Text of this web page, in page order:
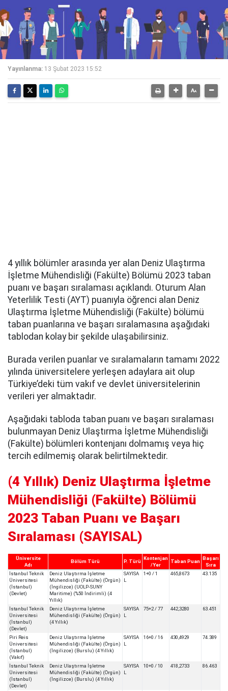
Yayınlanma: 13 Şubat 2023 15:52
4 yıllık bölümler arasında yer alan Deniz Ulaştırma
İşletme Mühendisliği (Fakülte) Bölümü 2023 taban
puanı ve başarı sıralaması açıklandı. Oturum Alan
Yeterlilik Testi (AYT) puanıyla öğrenci alan Deniz
Ulaştırma İşletme Mühendisliği (Fakülte) bölümü
taban puanlarına ve başarı sıralamasına aşağıdaki
tablodan kolay bir şekilde ulaşabilirsiniz.
Burada verilen puanlar ve sıralamaların tamamı 2022
yılında üniversitelere yerleşen adaylara ait olup
Türkiye’deki tüm vakıf ve devlet üniversitelerinin
verileri yer almaktadır.
Aşağıdaki tabloda taban puanı ve başarı sıralaması
bulunmayan Deniz Ulaştırma İşletme Mühendisliği
(Fakülte) bölümleri kontenjanı dolmamış veya hiç
tercih edilmemiş olarak belirtilmektedir.
(4 Yıllık) Deniz Ulaştırma İşletme
Mühendisliği (Fakülte) Bölümü
2023 Taban Puanı ve Başarı
Sıralaması (SAYISAL)
Üniversite
Adı
Bölüm Türü P. Türü
Kontenjan
/Yer
Taban Puan
Başarı
Sıra
İstanbul Teknik
Üniversitesi
(İstanbul)
(Devlet)
Deniz Ulaştırma İşletme
Mühendisliği (Fakülte) (Örgün)
(İngilizce) (UOLP-SUNY
Maritime) (%50 İndirimli) (4
Yıllık)
SAYISA
L
1+0 / 1 465,8673 43.135
İstanbul Teknik
Üniversitesi
(İstanbul)
(Devlet)
Deniz Ulaştırma İşletme
Mühendisliği (Fakülte) (Örgün)
(4 Yıllık)
SAYISA
L
75+2 / 77 442,3280 63.451
Piri Reis
Üniversitesi
(İstanbul)
(Vakıf)
Deniz Ulaştırma İşletme
Mühendisliği (Fakülte) (Örgün)
(İngilizce) (Burslu) (4 Yıllık)
SAYISA
L
16+0 / 16 430,4929 74.389
İstanbul Teknik
Üniversitesi
(İstanbul)
(Devlet)
Deniz Ulaştırma İşletme
Mühendisliği (Fakülte) (Örgün)
(İngilizce) (Burslu) (4 Yıllık)
SAYISA
L
10+0 / 10 418,2733 86.463